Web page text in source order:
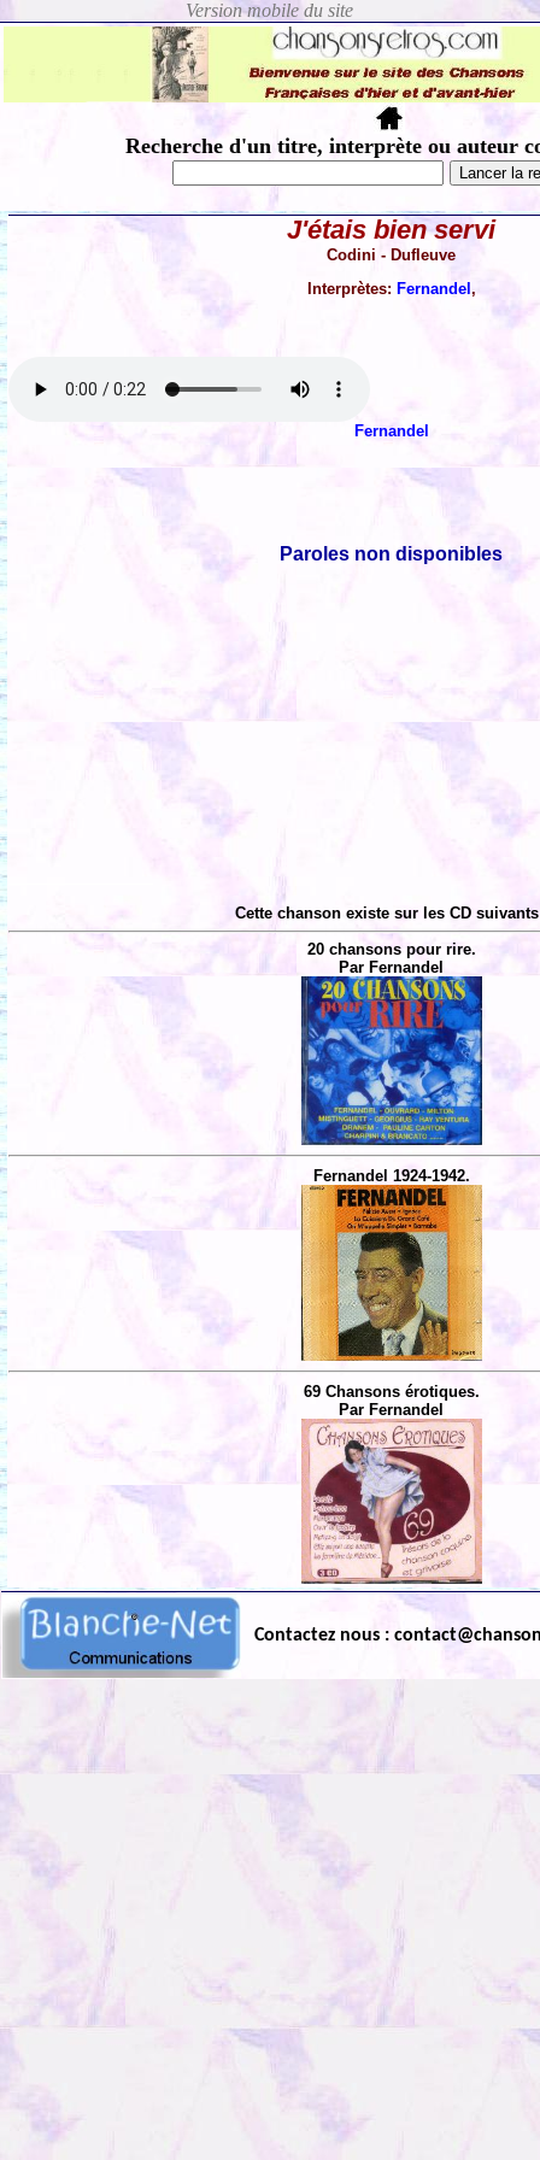
Recherche d'un titre, interprète ou auteur
J'étais bien servi
Codini - Dufleuve
Interprètes: Fernandel ,
Fernandel
Paroles non disponibles
Cette chanson existe sur les CD
20 chansons pour rire.
Par Fernandel
Fernandel 1924-1942.
69 Chansons érotiques.
Par Fernandel
Contactez nous :